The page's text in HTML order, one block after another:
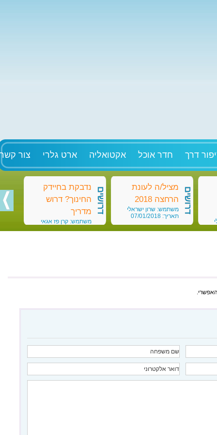
דרך חדר אוכל אקטואליה ארט גלרי צור
מציל/ה לעונת
הרחצה 2018
משתמש: שרון ישראלי
תאריך: 07/01/2018
דרושים
נדבקת בחיידק
החינוך? דרוש
מדריך
משתמש: קרן פז אגאי
דרושים דרושים